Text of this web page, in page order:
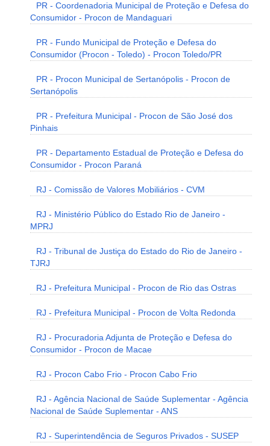
PR - Coordenadoria Municipal de Proteção e Defesa do
Consumidor - Procon de Mandaguari
PR - Fundo Municipal de Proteção e Defesa do
Consumidor (Procon - Toledo) - Procon Toledo/PR
PR - Procon Municipal de Sertanópolis - Procon de
Sertanópolis
PR - Prefeitura Municipal - Procon de São José dos
Pinhais
PR - Departamento Estadual de Proteção e Defesa do
Consumidor - Procon Paraná
RJ - Comissão de Valores Mobiliários - CVM
RJ - Ministério Público do Estado Rio de Janeiro -
MPRJ
RJ - Tribunal de Justiça do Estado do Rio de Janeiro -
TJRJ
RJ - Prefeitura Municipal - Procon de Rio das Ostras
RJ - Prefeitura Municipal - Procon de Volta Redonda
RJ - Procuradoria Adjunta de Proteção e Defesa do
Consumidor - Procon de Macae
RJ - Procon Cabo Frio - Procon Cabo Frio
RJ - Agência Nacional de Saúde Suplementar - Agência
Nacional de Saúde Suplementar - ANS
RJ - Superintendência de Seguros Privados - SUSEP